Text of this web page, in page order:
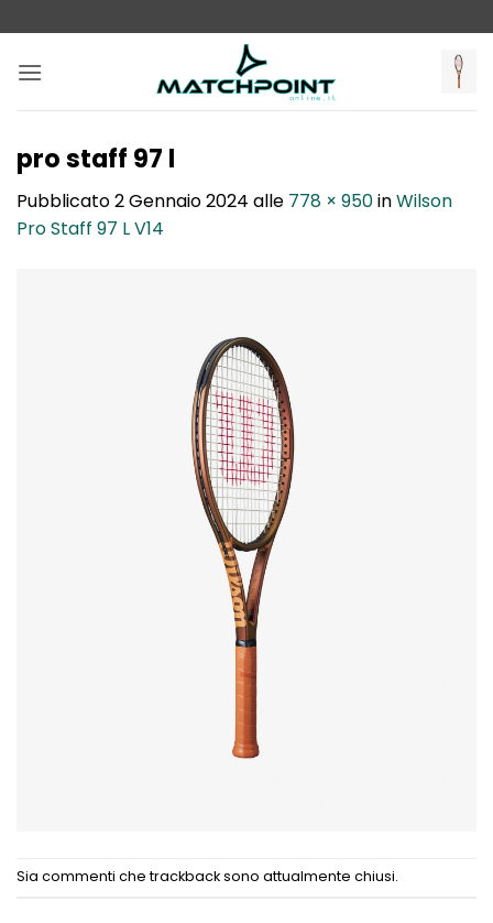
ai
contenuti
pro staff 97 l
Pubblicato2 Gennaio 2024 alle 778 × 950inWilson
Pro Staff 97 L V14
Sia commenti che trackback sono attualmente chiusi.